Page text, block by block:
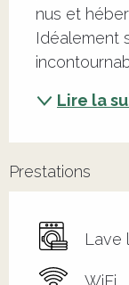
nus et
Idéalement
Lire la
Prestations
Lave
WiFi